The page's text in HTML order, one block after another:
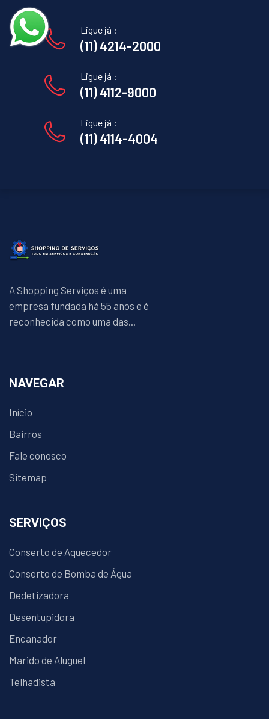
Ligue já :
(11) 4214-2000
Ligue já :
(11) 4112-9000
Ligue já :
(11) 4114-4004
A Shopping Serviços é uma
empresa fundada há 55 anos e é
reconhecida como uma das...
NAVEGAR
Início
Bairros
Fale conosco
Sitemap
SERVIÇOS
Conserto de Aquecedor
Conserto de Bomba de Água
Dedetizadora
Desentupidora
Encanador
Marido de Aluguel
Telhadista